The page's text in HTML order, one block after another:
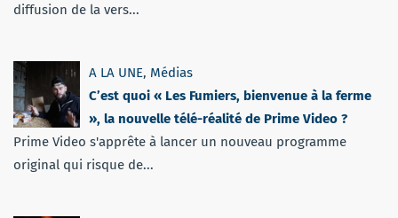
diffusion de la vers...
A LA UNE, Médias
C’est quoi « Les Fumiers, bienvenue à la ferme
», la nouvelle télé-réalité de Prime Video ?
Prime Video s'apprête à lancer un nouveau programme
original qui risque de...